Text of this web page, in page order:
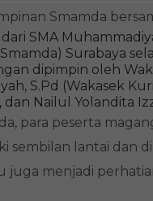
Smamda
SMA
Surabaya
dipimpin oleh
S.Pd (Wakasek
dan Nailul Yolandita
para peserta
sembilan lantai dan
juga menjadi